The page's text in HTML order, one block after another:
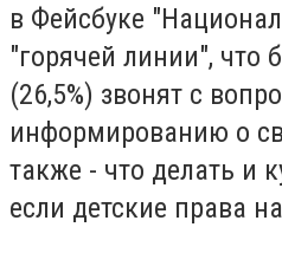
в Фейсбуке
"горячей линии", что
(26,5%) звонят с
информированию о
также - что делать и
если детские права